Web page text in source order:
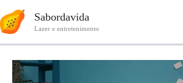
para
Sabordavida
Lazer e entretenimento